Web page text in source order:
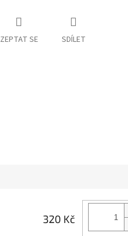
ZEPTAT SE SDÍLET
320 Kč